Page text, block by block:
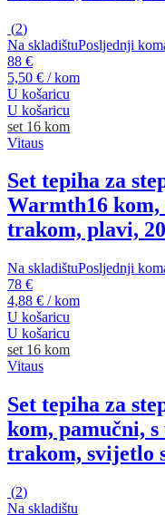
(2)
Na skladištuPosljednji
88 €
5,50 € / kom
U košaricu
U košaricu
set 16 kom
Vitaus
Set tepiha za
Warmth16
trakom, plavi,
Na skladištuPosljednji
78 €
4,88 € / kom
U košaricu
U košaricu
set 16 kom
Vitaus
Set tepiha za
kom, pamučni,
trakom, svijetlo
(2)
Na skladištu